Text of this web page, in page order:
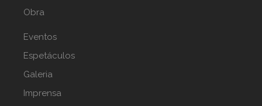
Obra
Eventos
Espetáculos
Galeria
Imprensa